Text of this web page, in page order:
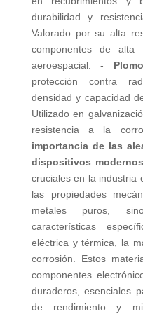
durabilidad y
Valorado por su alta
componentes de
aeroespacial. -
protección contra
densidad y capacidad
Utilizado en
resistencia a la
importancia de las
dispositivos modernos
cruciales en la industria
las propiedades
metales puros,
características
eléctrica y térmica, la
corrosión. Estos
componentes
duraderos, esenciales
de rendimiento y